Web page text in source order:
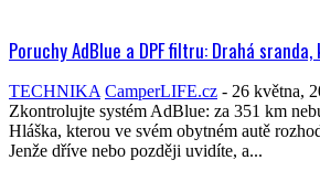
Poruchy AdBlue a DPF filtru: Drahá
TECHNIKA CamperLIFE.cz - 26 května,
Zkontrolujte systém AdBlue: za 351 km
Hláška, kterou ve svém obytném autě
Jenže dříve nebo později uvidíte, a...